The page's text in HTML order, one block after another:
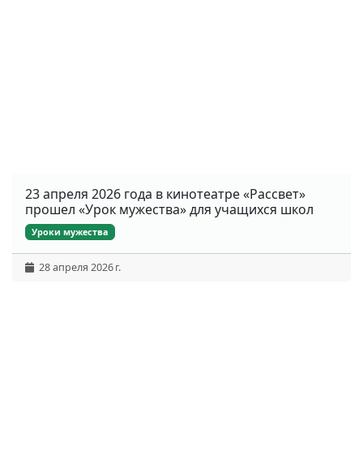
23 апреля 2026 года в кинотеатре «Рассвет»
прошел «Урок мужества» для учащихся школ
Уроки мужества
28 апреля 2026 г.